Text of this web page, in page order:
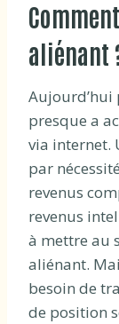
aliénant
Aujourd’hui
presque a
via internet.
par
revenus
revenus
à mettre au
aliénant.
besoin de
de position